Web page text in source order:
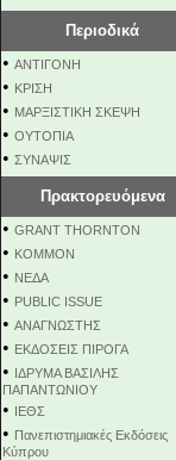
Περιοδικά
• ΑΝΤΙΓΟΝΗ
• ΚΡΙΣΗ
• ΜΑΡΞΙΣΤΙΚΗ ΣΚΕΨΗ
• ΟΥΤΟΠΙΑ
• ΣΥΝΑΨΙΣ
Πρακτορευόμενα
• GRANT THORNTON
• KOMMON
• NEΔΑ
• PUBLIC ISSUE
• ΑΝΑΓΝΩΣΤΗΣ
• ΕΚΔΟΣΕΙΣ ΠΙΡΟΓΑ
• ΙΔΡΥΜΑ ΒΑΣΙΛΗΣ
ΠΑΠΑΝΤΩΝΙΟΥ
• ΙΕΘΣ
• Πανεπιστημιακές Εκδόσεις
Κύπρου